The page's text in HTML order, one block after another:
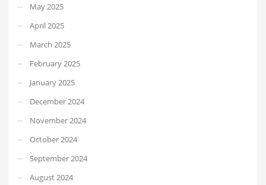
May 2025
April 2025
March 2025
February 2025
January 2025
December 2024
November 2024
October 2024
September 2024
August 2024